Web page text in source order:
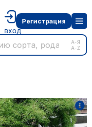
А-Я
A-Z
вход
Регистрация